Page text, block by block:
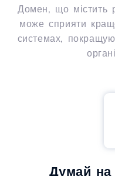
Домен, що містить
може сприяти
системах,
Думай на